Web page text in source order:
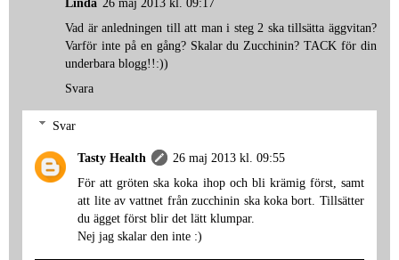
Vad är anledningen till att man i steg 2 ska tillsätta äggvitan?
Varför inte på en gång? Skalar du Zucchinin? TACK för din
underbara blogg!!:))
Svara
Svar
Tasty Health
26 maj 2013 kl. 09:55
För att gröten ska koka ihop och bli krämig först, samt
att lite av vattnet från zucchinin ska koka bort. Tillsätter
du ägget först blir det lätt klumpar.
Nej jag skalar den inte :)